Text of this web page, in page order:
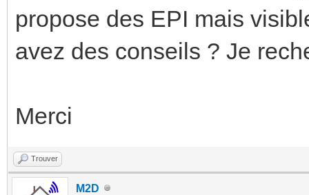
propose des EPI mais
avez des conseils ? Je
Merci
Trouver
M2D